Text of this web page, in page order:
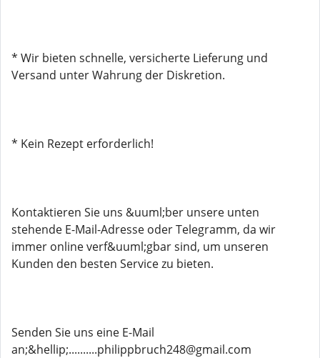
* Wir bieten schnelle, versicherte Lieferung und
Versand unter Wahrung der Diskretion.
* Kein Rezept erforderlich!
Kontaktieren Sie uns &uuml;ber unsere unten
stehende E-Mail-Adresse oder Telegramm, da wir
immer online verf&uuml;gbar sind, um unseren
Kunden den besten Service zu bieten.
Senden Sie uns eine E-Mail
an;&hellip;..........philippbruch248@gmail.com